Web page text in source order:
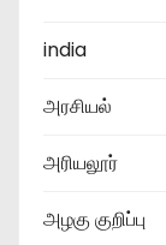
india
அரசியல்
அரியலூர்
அழகு குறிப்பு